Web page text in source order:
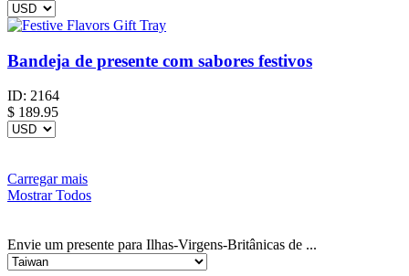
Bandeja de presente com sabores festivos
ID: 2164
$ 189.95
Carregar mais
Mostrar Todos
Envie um presente para Ilhas-Virgens-Britânicas de ...